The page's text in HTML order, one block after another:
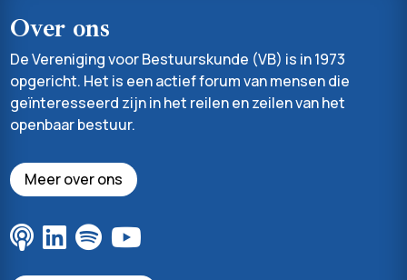
Over ons
De Vereniging voor Bestuurskunde (VB) is in 1973
opgericht. Het is een actief forum van mensen die
geïnteresseerd zijn in het reilen en zeilen van het
openbaar bestuur.
Meer over ons